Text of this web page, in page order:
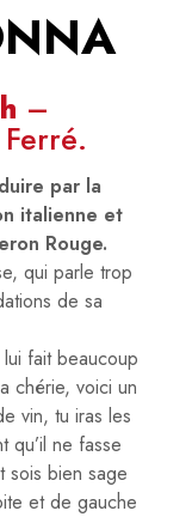
–
par la
italienne et
Rouge.
qui parle trop
de sa
lui fait beaucoup
chérie, voici un
vin, tu iras les
qu’il ne fasse
bien sage
et de gauche